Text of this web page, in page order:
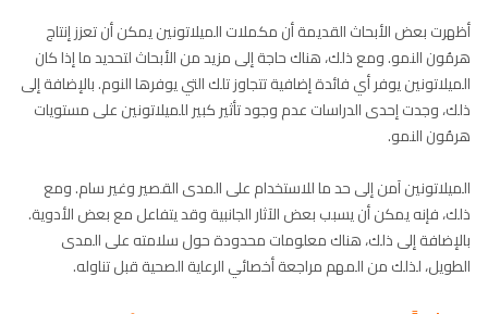
أظهرت بعض الأبحاث القديمة أن مكملات الميلاتونين يمكن أن تعزز إنتاج
هرمُون النمو. ومع ذلك، هناك حاجة إلى مزيد من الأبحاث لتحديد ما إذا كان
الميلاتونين يوفر أي فائدة إضافية تتجاوز تلك التي يوفرها النوم. بالإضافة إلى
ذلك، وجدت إحدى الدراسات عدم وجود تأثير كبير للميلاتونين على مستويات
هرمُون النمو.
الميلاتونين آمن إلى حد ما للاستخدام على المدى القصير وغير سام. ومع
ذلك، فإنه يمكن أن يسبب بعض الآثار الجانبية وقد يتفاعل مع بعض الأدوية.
بالإضافة إلى ذلك، هناك معلومات محدودة حول سلامته على المدى
الطويل، لذلك من المهم مراجعة أخصائي الرعاية الصحية قبل تناوله.